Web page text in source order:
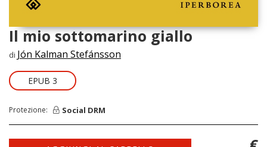
Il mio sottomarino giallo
di Jón Kalman Stefánsson
EPUB 3
Protezione: Social DRM